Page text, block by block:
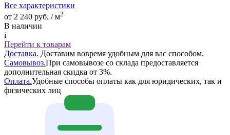
Все характеристики
от 2 240 руб. / м2
В наличии
i
Перейти к товарам
Доставка. Доставим вовремя удобным для вас способом.
Самовывоз.При самовывозе со склада предоставляется
дополнительная скидка от 3%.
Оплата.Удобные способы оплаты как для юридических, так и
физических лиц